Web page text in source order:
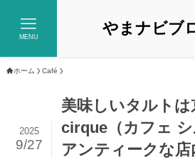
やまナビブ
MENU
ホーム Café
美味しいタルトは
cirque（カフェ シ
アンティークな店
2025
9/27